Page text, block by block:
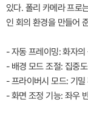
있다. 폴리 카메라 프로
인 회의 환경을 만들어
- 자동 프레이밍: 화자의
- 배경 모드 조절: 집중
- 프라이버시 모드: 기
- 화면 조정 기능: 좌우